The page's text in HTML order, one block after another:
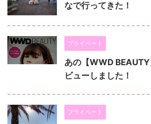
なで行ってきた！
プライベート
あの【WWD
ビューしました！
プライベート